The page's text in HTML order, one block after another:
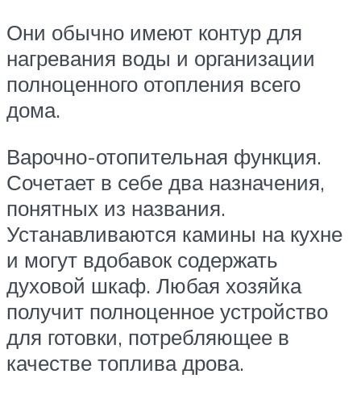
Они обычно имеют контур для
нагревания воды и организации
полноценного отопления всего
дома.
Варочно-отопительная функция.
Сочетает в себе два назначения,
понятных из названия.
Устанавливаются камины на кухне
и могут вдобавок содержать
духовой шкаф. Любая хозяйка
получит полноценное устройство
для готовки, потребляющее в
качестве топлива дрова.